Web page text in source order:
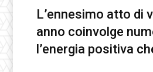
L’ennesimo atto di
anno coinvolge
l’energia positiva